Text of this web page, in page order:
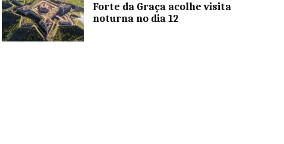
Forte da Graça acolhe visita
noturna no dia 12